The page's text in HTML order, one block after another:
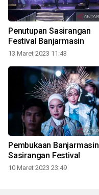
Penutupan Sasirangan
Festival Banjarmasin
13 Maret 2023 11:43
Pembukaan Banjarmasin
Sasirangan Festival
10 Maret 2023 23:49